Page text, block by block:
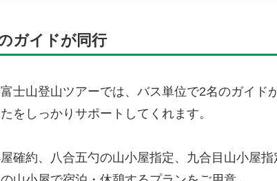
ガイドが同行
士山登山ツアーでは、バス単位で2名のガイド
をしっかりサポートしてくれます。
確約、八合五勺の山小屋指定、九合目山小屋